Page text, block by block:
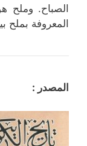
الصباح. وملح
المعروفة بملح
المصدر :